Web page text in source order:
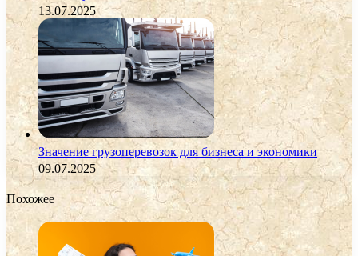
13.07.2025
Значение грузоперевозок для бизнеса и экономики
09.07.2025
Похожее